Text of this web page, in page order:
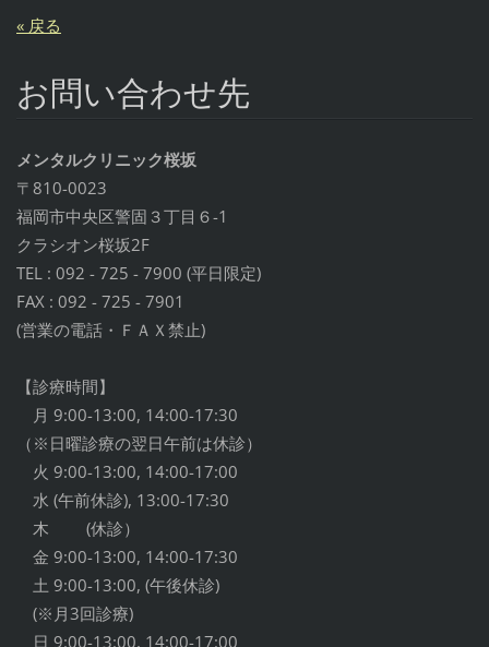
« 戻る
お問い合わせ先
メンタルクリニック桜坂
〒810-0023
福岡市中央区警固３丁目６-1
クラシオン桜坂2F
TEL : 092 - 725 - 7900 (平日限定)
FAX : 092 - 725 - 7901
(営業の電話・ＦＡＸ禁止)
【診療時間】
月 9:00-13:00, 14:00-17:30
（※日曜診療の翌日午前は休診）
火 9:00-13:00, 14:00-17:00
水 (午前休診), 13:00-17:30
木 (休診）
金 9:00-13:00, 14:00-17:30
土 9:00-13:00, (午後休診)
(※月3回診療)
日 9:00-13:00, 14:00-17:00